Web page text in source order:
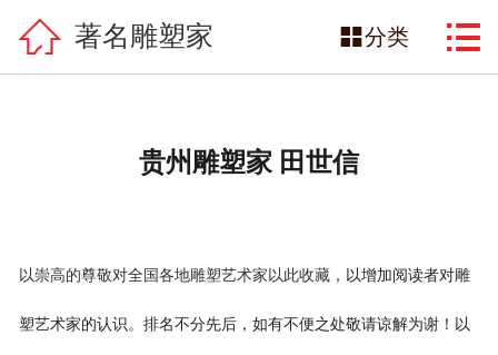
网站首页
 著名雕塑家 分类 
贵州雕塑家 田世信
以崇高的尊敬对全国各地雕塑艺术家以此收藏， 以增加阅读者对雕
塑艺术家的认识。排名不分先后，如有不便之处敬请谅解为谢！以